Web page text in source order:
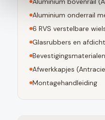
Aluminium onderrail
6 RVS verstelbare
Glasrubbers en
Afwerkkapjes (
Montagehandleiding